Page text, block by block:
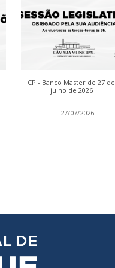
CPI- Banco Master de 27 de
julho de 2026
27/07/2026